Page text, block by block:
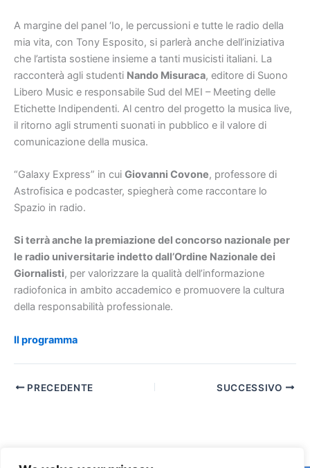
A margine del panel ‘Io, le percussioni e tutte le radio della
mia vita, con Tony Esposito, si parlerà anche dell’iniziativa
che l’artista sostiene insieme a tanti musicisti italiani. La
racconterà agli studenti Nando Misuraca, editore di Suono
Libero Music e responsabile Sud del MEI – Meeting delle
Etichette Indipendenti. Al centro del progetto la musica live,
il ritorno agli strumenti suonati in pubblico e il valore di
comunicazione della musica.
“Galaxy Express” in cui Giovanni Covone, professore di
Astrofisica e podcaster, spiegherà come raccontare lo
Spazio in radio.
Si terrà anche la premiazione del concorso nazionale per
le radio universitarie indetto dall’Ordine Nazionale dei
Giornalisti, per valorizzare la qualità dell’informazione
radiofonica in ambito accademico e promuovere la cultura
della responsabilità professionale.
Il programma
PRECEDENTE SUCCESSIVO